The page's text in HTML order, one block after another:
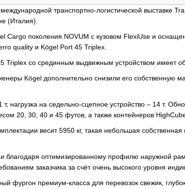
транспортно-логистической выставке
(Италия).
Cargo поколения NOVUM с кузовом FlexiUse и
quality и Kögel Port 45 Triplex.
Triplex со срединным выдвижным устройством имеет
Kögel дополнительно снизили его собственную
нагрузка на седельно-сцепное устройство – 14 т.
20, 30, 40 и 45 футов, а также контейнеров
весит 5950 кг, такая небольшая
благодаря оптимизированному профилю наружной
заказчика за счёт очень высокого уровня
фургон премиум-класса для перевозок свежик,